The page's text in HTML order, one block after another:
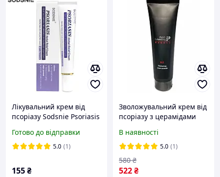
Лікувальний крем від
псоріазу Sodsnie Psoriasis
Готово до відправки
5.0 (1)
155₴
Зволожувальний крем від
псоріазу з церамідами
Moisturizing Cream
Ceramide 100 мл
В наявності
5.0 (1)
522₴
580 ₴